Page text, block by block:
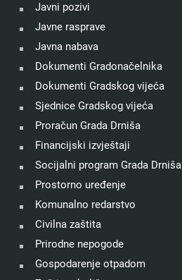
Javni pozivi
Javne rasprave
Javna nabava
Dokumenti Gradonačelnika
Dokumenti Gradskog vijeća
Sjednice Gradskog vijeća
Proračun Grada Drniša
Financijski izvještaji
Socijalni program Grada Drniša
Prostorno uređenje
Komunalno redarstvo
Civilna zaštita
Prirodne nepogode
Gospodarenje otpadom